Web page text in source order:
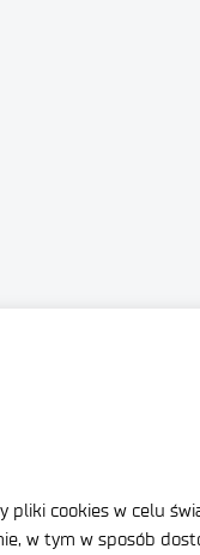
pliki cookies w celu
w tym w sposób